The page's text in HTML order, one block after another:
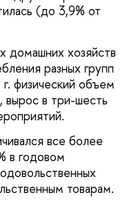
(до 3,9% от
домашних хозяйств
разных групп
физический объем
вырос в три-шесть
все более
в годовом
товарам.